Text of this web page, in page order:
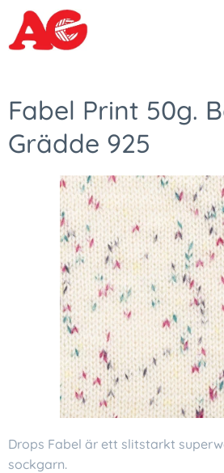
Fabel Print 50g.
Grädde 925
Drops Fabel är ett slitstarkt
sockgarn.